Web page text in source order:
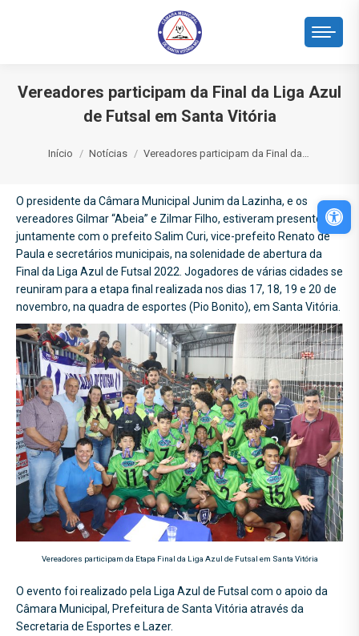
Vereadores participam da Final da Liga Azul
de Futsal em Santa Vitória
Início Notícias Vereadores participam da Final da…
O presidente da Câmara Municipal Junim da Lazinha, e os
vereadores Gilmar “Abeia” e Zilmar Filho, estiveram presentes
juntamente com o prefeito Salim Curi, vice-prefeito Renato de
Paula e secretários municipais, na solenidade de abertura da
Final da Liga Azul de Futsal 2022. Jogadores de várias cidades se
reuniram para a etapa final realizada nos dias 17, 18, 19 e 20 de
novembro, na quadra de esportes (Pio Bonito), em Santa Vitória.
Vereadores participam da Etapa Final da Liga Azul de Futsal em Santa Vitória
O evento foi realizado pela Liga Azul de Futsal com o apoio da
Câmara Municipal, Prefeitura de Santa Vitória através da
Secretaria de Esportes e Lazer.